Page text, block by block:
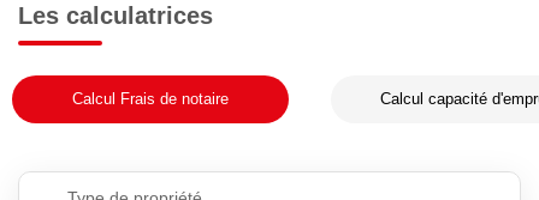
Les calculatrices
Calcul Frais de notaire Calcul capacité